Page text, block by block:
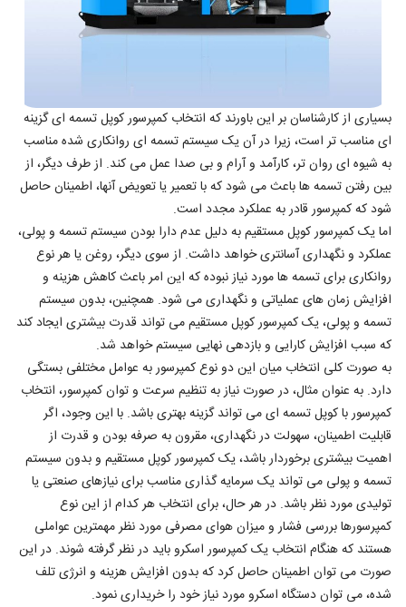
بسیاری از کارشناسان بر این باورند که انتخاب کمپرسور کوپل تسمه ای گزینه
ای مناسب تر است، زیرا در آن یک سیستم تسمه ای روانکاری شده مناسب
به شیوه ای روان تر، کارآمد و آرام و بی صدا عمل می کند. از طرف دیگر، از
بین رفتن تسمه ها باعث می شود که با تعمیر یا تعویض آنها، اطمینان حاصل
شود که کمپرسور قادر به عملکرد مجدد است.
اما یک کمپرسور کوپل مستقیم به دلیل عدم دارا بودن سیستم تسمه و پولی،
عملکرد و نگهداری آسانتری خواهد داشت. از سوی دیگر، روغن یا هر نوع
روانکاری برای تسمه ها مورد نیاز نبوده که این امر باعث کاهش هزینه و
افزایش زمان های عملیاتی و نگهداری می شود. همچنین، بدون سیستم
تسمه و پولی، یک کمپرسور کوپل مستقیم می تواند قدرت بیشتری ایجاد کند
که سبب افزایش کارایی و بازدهی نهایی سیستم خواهد شد.
به صورت کلی انتخاب میان این دو نوع کمپرسور به عوامل مختلفی بستگی
دارد. به عنوان مثال، در صورت نیاز به تنظیم سرعت و توان کمپرسور، انتخاب
کمپرسور با کوپل تسمه ای می تواند گزینه بهتری باشد. با این وجود، اگر
قابلیت اطمینان، سهولت در نگهداری، مقرون به صرفه بودن و قدرت از
اهمیت بیشتری برخوردار باشد، یک کمپرسور کوپل مستقیم و بدون سیستم
تسمه و پولی می تواند یک سرمایه گذاری مناسب برای نیازهای صنعتی یا
تولیدی مورد نظر باشد. در هر حال، برای انتخاب هر کدام از این نوع
کمپرسورها بررسی فشار و میزان هوای مصرفی مورد نظر مهمترین عواملی
هستند که هنگام انتخاب یک کمپرسور اسکرو باید در نظر گرفته شوند. در این
صورت می توان اطمینان حاصل کرد که بدون افزایش هزینه و انرژی تلف
شده، می توان دستگاه اسکرو مورد نیاز خود را خریداری نمود.